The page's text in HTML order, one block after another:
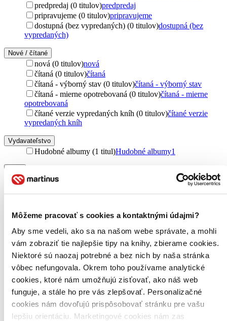
Môžeme pracovať s cookies a kontaktnými údajmi?
Aby sme vedeli, ako sa na našom webe správate, a mohli
vám zobraziť tie najlepšie tipy na knihy, zbierame cookies.
Niektoré sú naozaj potrebné a bez nich by naša stránka
vôbec nefungovala. Okrem toho používame analytické
cookies, ktoré nám umožňujú zisťovať, ako náš web
funguje, a stále ho pre vás zlepšovať. Personalizačné
cookies nám dovoľujú prispôsobovať stránku pre vašu
lepšiu orientáciu. Marketingové cookies nám zas
predpredaj (0 titulov)predpredaj
pripravujeme (0 titulov)pripravujeme
dostupná (bez vypredaných) (0 titulov)dostupná (bez
vypredaných)
Nové / čítané
nová (0 titulov)nová
čítaná (0 titulov)čítaná
čítaná - výborný stav (0 titulov)čítaná - výborný stav
čítaná - mierne opotrebovaná (0 titulov)čítaná - mierne
opotrebovaná
čítané verzie vypredaných kníh (0 titulov)čítané verzie
vypredaných kníh
Vydavateľstvo
Hudobné albumy (1 titul)Hudobné albumy1
CD obal (1 titul)
Zoradiť
Bestsellery
Top hodnotené
Novinky
Najdrahšie
Najlacnejšie
Najvyššia zľava